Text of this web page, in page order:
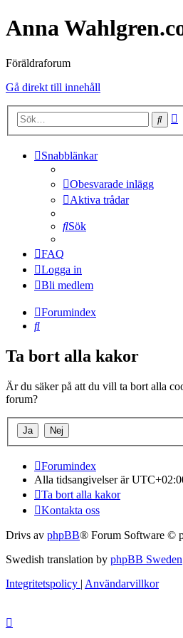
Anna
Föräldraforum
Gå direkt till innehåll
Sök
Snabblänkar
Obesvarade inlägg
Aktiva trådar
Sök
FAQ
Logga in
Bli medlem
Forumindex
Sök
Ta bort alla kakor
Är du säker på att du vill ta bort alla
forum?
Forumindex
Alla tidsangivelser är
Ta bort alla kakor
Kontakta oss
Drivs av phpBB® Forum Software ©
Swedish translation by phpBB Sweden
Integritetspolicy | Användarvillkor